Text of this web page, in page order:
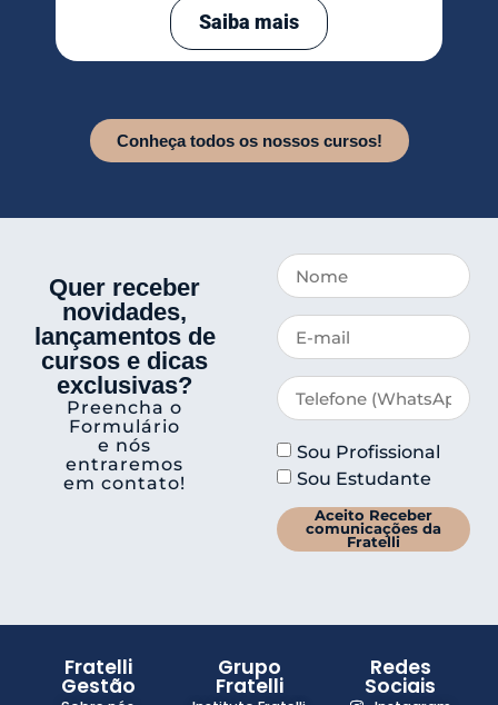
Saiba mais
Conheça todos os nossos cursos!
Quer receber
novidades,
lançamentos de
cursos e dicas
exclusivas?
Preencha o
Formulário
e nós
entraremos
em contato!
Sou Profissional
Sou Estudante
Aceito Receber
comunicações da
Fratelli
Fratelli
Gestão
Grupo
Fratelli
Redes
Sociais